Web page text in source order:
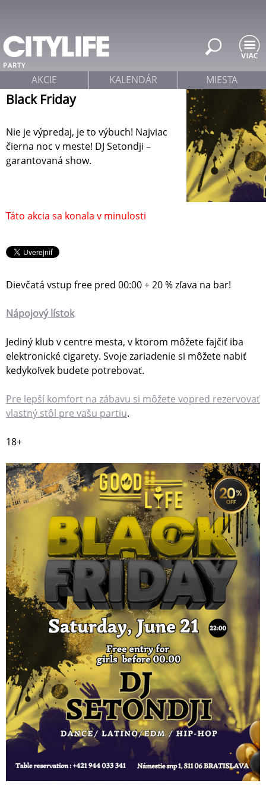
PARTY
Black Friday
Nie je výpredaj, je to výbuch! Najviac
čierna noc v meste! DJ Setondji –
garantovaná show.
Táto akcia sa konala v minulosti
Dievčatá vstup free pred 00:00 + 20 % zľava na bar!
Nápojový lístok
Jediný klub v centre mesta, v ktorom môžete fajčiť iba
elektronické cigarety. Svoje zariadenie si môžete nabiť
kedykoľvek budete potrebovať.
Pre lepší komfort na zábavu si môžete vopred rezervovať
vlastný stôl pre vašu partiu.
18+
AKCIE KALENDÁR MIESTA